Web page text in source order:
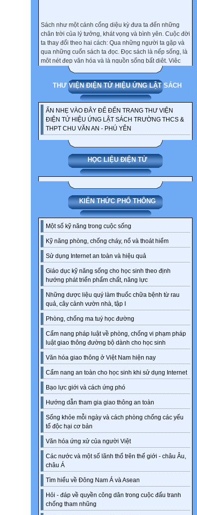
Sách như một cánh cổng diệu kỳ đưa ta đến những
chân trời của lý tưởng, khát vọng và bình yên. Cuộc đời
ta thay đổi theo hai cách: Qua những người ta gặp và
qua những cuốn sách ta đọc. Đọc sách là nếp sống, là
một nét đẹp văn hóa và là nguồn sống bất diệt. Việc
đọc cũng giống như việc học. Có đọc, có học thì mới có
nhân. Thói quen đọc sách chỉ được hình thành và duy
trì khi chữ tâm và sách hòa quện làm một. Người đọc
sách là người biết yêu thương bản thân mình và là
người biết trân trọng cuộc sống. Việc đọc một cuốn
sách có đem lại cho bạn lợi ích hay không, phụ thuộc
vào thái độ và tâm thế của bạn khi đọc.
THƯ VIỆN ĐIỆN TỬ HIỆU ỨNG LẬT SÁCH
ẤN NHẸ VÀO ĐÂY ĐỂ ĐẾN TRANG THƯ VIỆN
ĐIỆN TỬ HIỆU ỨNG LẬT SÁCH TRƯỜNG THCS &
THPT CHU VĂN AN - PHÚ YÊN
HỌC LIỆU ĐIỆN TỬ
KIẾN THỨC PHỔ THÔNG
Một số kỹ năng trong cuộc sống
Kỹ năng phòng, chống cháy, nổ và thoát hiểm
Sử dụng Internet an toàn và hiệu quả
Giáo dục kỹ năng sống cho học sinh theo định
hướng phát triển phẩm chất, năng lực
Những dược liệu quý làm thuốc chữa bệnh từ rau
quả, cây cảnh vườn nhà, tập I
Phòng, chống ma tuý học đường
Cẩm nang pháp luật về phòng, chống vi phạm pháp
luật giao thông đường bộ dành cho học sinh
Văn hóa giao thông ở Việt Nam hiện nay
Cẩm nang an toàn cho học sinh khi sử dụng Internet
Bạo lực giới và cách ứng phó
Hướng dẫn tham gia giao thông an toàn
Sống khỏe mỗi ngày và cách phòng chống các yếu
tố độc hại cơ bản
Văn hóa ứng xử của người Việt
Các nước và một số lãnh thổ trên thế giới - châu Âu,
châu Á
Tìm hiểu về Đông Nam Á và Asean
Hỏi - đáp về quyền công dân trong cuộc đấu tranh
chống tham nhũng